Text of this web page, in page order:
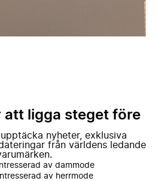
att ligga steget före
nyheter, exklusiva
från världens ledande
av dammode
av herrmode